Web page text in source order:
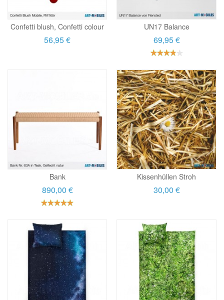
Confetti blush, Confetti colour
56,95 €
UN17 Balance
69,95 €
Bank
890,00 €
Kissenhüllen Stroh
30,00 €